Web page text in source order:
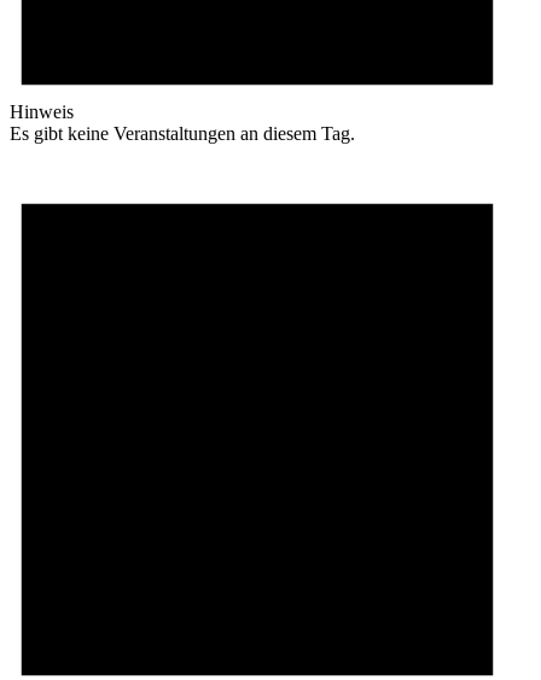
Hinweis
Es gibt keine Veranstaltungen an diesem Tag.